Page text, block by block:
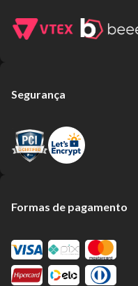
Segurança
Formas de pagamento